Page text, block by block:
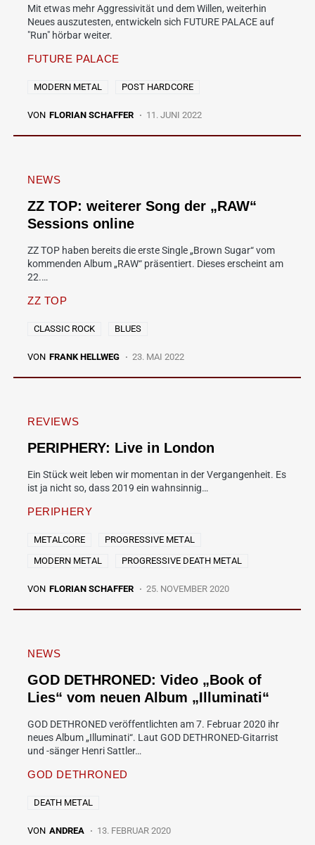
Mit etwas mehr Aggressivität und dem Willen, weiterhin
Neues auszutesten, entwickeln sich FUTURE PALACE auf
"Run" hörbar weiter.
FUTURE PALACE
MODERN METAL POST HARDCORE
VON FLORIAN SCHAFFER 11. JUNI 2022
NEWS
ZZ TOP: weiterer Song der „RAW“
Sessions online
ZZ TOP haben bereits die erste Single „Brown Sugar“ vom
kommenden Album „RAW“ präsentiert. Dieses erscheint am
22.…
ZZ TOP
CLASSIC ROCK BLUES
VON FRANK HELLWEG 23. MAI 2022
REVIEWS
PERIPHERY: Live in London
Ein Stück weit leben wir momentan in der Vergangenheit. Es
ist ja nicht so, dass 2019 ein wahnsinnig…
PERIPHERY
METALCORE
PROGRESSIVE METAL
MODERN METAL
PROGRESSIVE DEATH METAL
VON FLORIAN SCHAFFER 25. NOVEMBER 2020
NEWS
GOD DETHRONED: Video „Book of
Lies“ vom neuen Album „Illuminati“
GOD DETHRONED veröffentlichten am 7. Februar 2020 ihr
neues Album „Illuminati“. Laut GOD DETHRONED-Gitarrist
und -sänger Henri Sattler…
GOD DETHRONED
DEATH METAL
VON ANDREA 13. FEBRUAR 2020